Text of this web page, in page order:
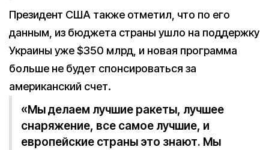
Президент США также отметил, что по его
данным, из бюджета страны ушло на поддержку
Украины уже $350 млрд, и новая программа
больше не будет спонсироваться за
американский счет.
«Мы делаем лучшие ракеты, лучшее
снаряжение, все самое лучшие, и
европейские страны это знают. Мы